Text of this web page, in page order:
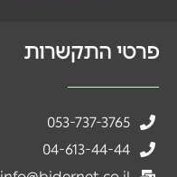
פרטי התקשרות
053-737-3765
04-613-44-44